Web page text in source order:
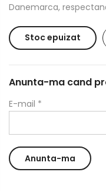
Danemarca,
Stoc epuizat
Anunta-ma cand
E-mail *